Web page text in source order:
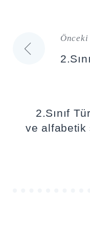
Yazı
2.Sınıf
ve alfabetik